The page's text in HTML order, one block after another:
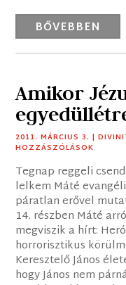
BŐVEBBEN
Amikor
2011. MÁRCIUS 3. |
HOZZÁSZÓLÁSOK
Tegnap reggeli
lelkem Máté
páratlan erővel
14. részben Máté
megviszik a hírt:
horrorisztikus
Keresztelő János
hogy János nem